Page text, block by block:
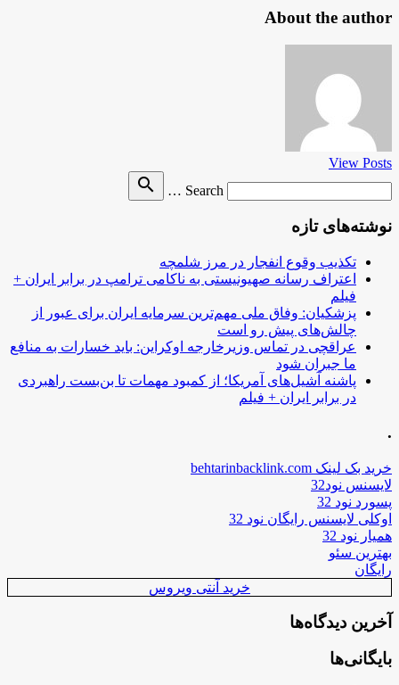
About the author
View Posts
Search …
search
نوشته‌های تازه
تکذیب وقوع انفجار در مرز شلمچه
اعتراف رسانه صهیونیستی به ناکامی ترامپ در برابر ایران +
فیلم
پزشکیان: وفاق ملی مهم‌ترین سرمایه ایران برای عبور از
چالش‌های پیش رو است
عراقچی در تماس وزیرخارجه اوکراین: باید خسارات به منافع
ما جبران شود
پاشنه آشیل‌های آمریکا؛ از کمبود مهمات تا بن‌بست راهبردی
در برابر ایران + فیلم
.
خرید بک لینک behtarinbacklink.com
لایسنس نود32
پسورد نود 32
اوکلی لایسنس رایگان نود 32
همیار نود 32
بهترین سئو
رایگان
خرید آنتی ویروس
آخرین دیدگاه‌ها
بایگانی‌ها